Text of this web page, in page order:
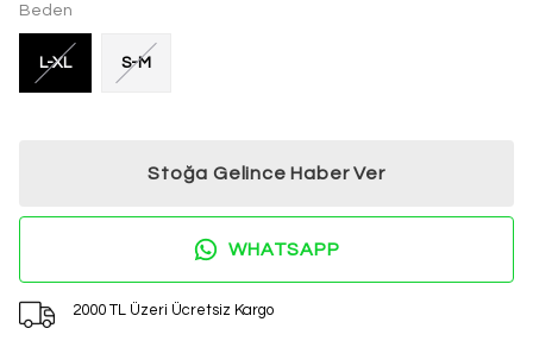
Beden
L-XL S-M
Stoğa Gelince Haber Ver
WHATSAPP
2000 TL Üzeri Ücretsiz Kargo